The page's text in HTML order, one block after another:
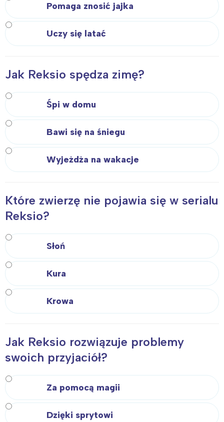
Pomaga znosić jajka
Uczy się latać
Jak Reksio spędza zimę?
Śpi w domu
Bawi się na śniegu
Wyjeżdża na wakacje
Które zwierzę nie pojawia się w serialu
Reksio?
Słoń
Kura
Krowa
Jak Reksio rozwiązuje problemy
swoich przyjaciół?
Za pomocą magii
Dzięki sprytowi